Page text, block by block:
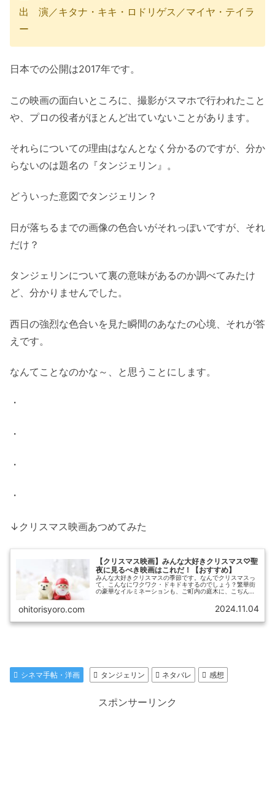
出 演／キタナ・キキ・ロドリゲス／マイヤ・テイラ
ー
日本での公開は2017年です。
この映画の面白いところに、撮影がスマホで行われたこと
や、プロの役者がほとんど出ていないことがあります。
それらについての理由はなんとなく分かるのですが、分か
らないのは題名の『タンジェリン』。
どういった意図でタンジェリン？
日が落ちるまでの画像の色合いがそれっぽいですが、それ
だけ？
タンジェリンについて裏の意味があるのか調べてみたけ
ど、分かりませんでした。
西日の強烈な色合いを見た瞬間のあなたの心境、それが答
えです。
なんてことなのかな～、と思うことにします。
・
・
・
・
↓クリスマス映画あつめてみた
【クリスマス映画】みんな大好きクリスマス♡聖
夜に見るべき映画はこれだ！【おすすめ】
みんな大好きクリスマスの季節です。なんでクリスマスっ
て、こんなにワクワク・ドキドキするのでしょう？繁華街
の豪華なイルミネーションも、ご町内の庭木に、こぢんま
ohitorisyoro.com 2024.11.04
シネマ手帖・洋画 タンジェリン ネタバレ 感想
スポンサーリンク